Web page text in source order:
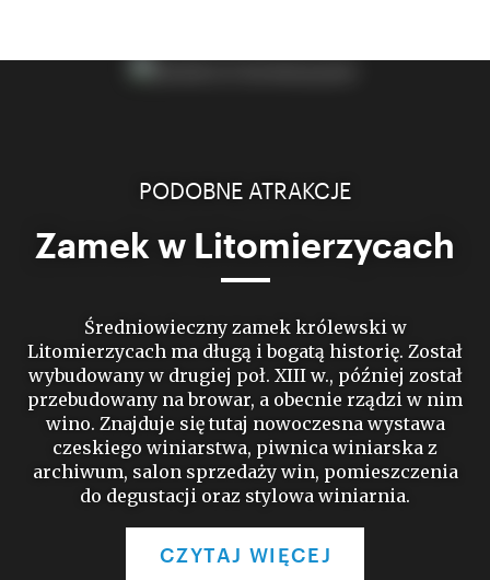
PODOBNE ATRAKCJE
Zamek w Litomierzycach
Średniowieczny zamek królewski w
Litomierzycach ma długą i bogatą historię. Został
wybudowany w drugiej poł. XIII w., później został
przebudowany na browar, a obecnie rządzi w nim
wino. Znajduje się tutaj nowoczesna wystawa
czeskiego winiarstwa, piwnica winiarska z
archiwum, salon sprzedaży win, pomieszczenia
do degustacji oraz stylowa winiarnia.
CZYTAJ WIĘCEJ